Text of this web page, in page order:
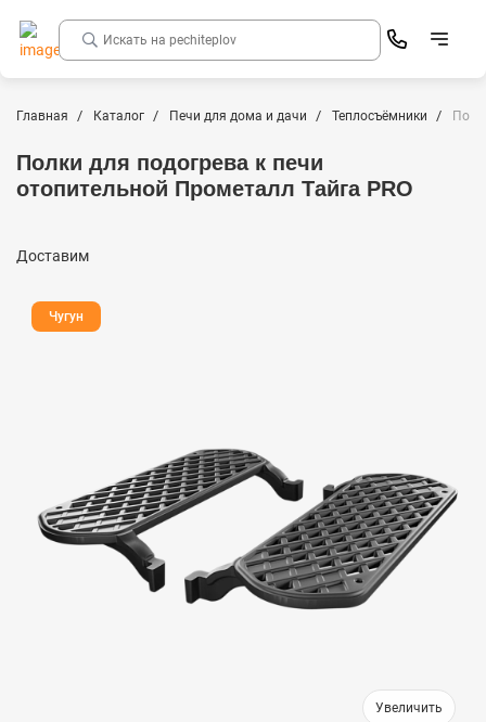
Главная Каталог Печи для дома и дачи Теплосъёмники
Полки для подогрева к печи
отопительной Прометалл Тайга PRO
Доставим
Чугун